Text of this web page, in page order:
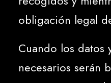
obligación legal
Cuando los datos
necesarios serán